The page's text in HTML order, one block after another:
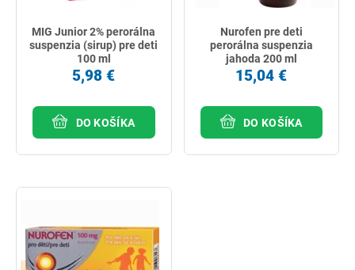
MIG Junior 2% perorálna
suspenzia (sirup) pre deti
100 ml
5,98 €
DO KOŠÍKA
Nurofen pre deti
perorálna suspenzia
jahoda 200 ml
15,04 €
DO KOŠÍKA